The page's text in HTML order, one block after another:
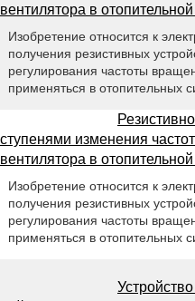
вентилятора в
Изобретение относится к
получения резистивных
регулирования частоты
применяться в отопительных
ступенями изменения
вентилятора в
Изобретение относится к
получения резистивных
регулирования частоты
применяться в отопительных